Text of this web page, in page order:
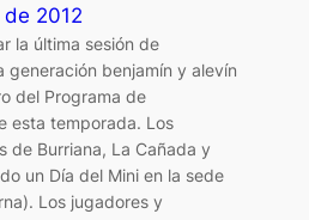
2012
la última sesión de
generación benjamín y alevín
del Programa de
esta temporada. Los
de Burriana, La Cañada y
un Día del Mini en la sede
Los jugadores y